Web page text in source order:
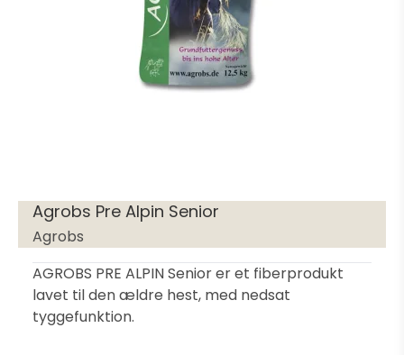
Agrobs Pre Alpin Senior
Agrobs
AGROBS PRE ALPIN Senior er et fiberprodukt
lavet til den ældre hest, med nedsat
tyggefunktion.